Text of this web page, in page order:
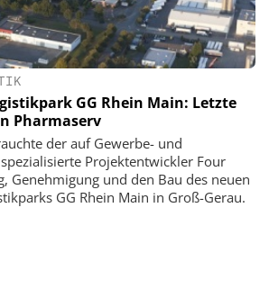
GG Rhein Main: Letzte
Pharmaserv
der auf Gewerbe- und
Projektentwickler Four
Genehmigung und den Bau des neuen
GG Rhein Main in Groß-Gerau.